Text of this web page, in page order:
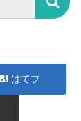
はてブ